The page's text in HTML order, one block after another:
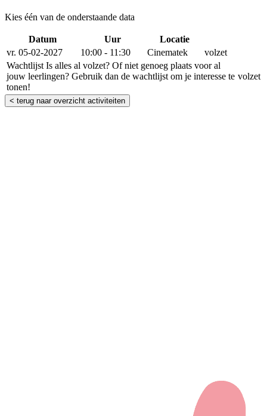
Kies één van de onderstaande data
Datum Uur Locatie
vr. 05-02-2027
10:00 - 11:30 Cinematek
volzet
Wachtlijst Is alles al volzet? Of niet genoeg plaats voor al
jouw leerlingen? Gebruik dan de wachtlijst om je interesse te
tonen!
volzet
< terug naar overzicht activiteiten